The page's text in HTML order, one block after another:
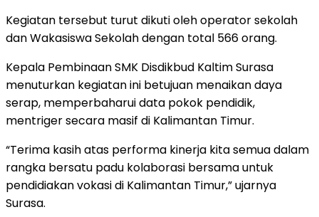
Kegiatan tersebut turut dikuti oleh operator sekolah
dan Wakasiswa Sekolah dengan total 566 orang.
Kepala Pembinaan SMK Disdikbud Kaltim Surasa
menuturkan kegiatan ini betujuan menaikan daya
serap, memperbaharui data pokok pendidik,
mentriger secara masif di Kalimantan Timur.
“Terima kasih atas performa kinerja kita semua dalam
rangka bersatu padu kolaborasi bersama untuk
pendidiakan vokasi di Kalimantan Timur,” ujarnya
Surasa.